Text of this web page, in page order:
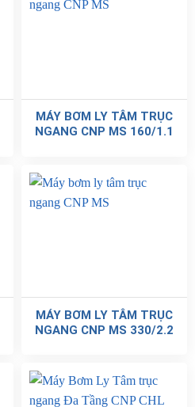
MÁY BƠM LY TÂM TRỤC
NGANG CNP MS 160/1.1
MÁY BƠM LY TÂM TRỤC
NGANG CNP MS 330/2.2